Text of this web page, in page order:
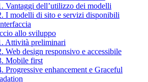
Vantaggi dell’utilizzo dei modelli
I modelli di sito e servizi disponibili
allo sviluppo
Attività preliminari
Web design responsivo e accessibile
Mobile first
Progressive enhancement e Graceful